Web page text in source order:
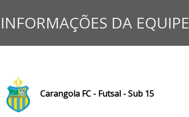
INFORMAÇÕES DA EQUIPE
Carangola FC - Futsal - Sub 15